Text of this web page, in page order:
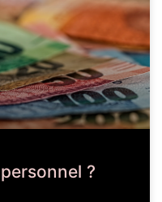
personnel ?